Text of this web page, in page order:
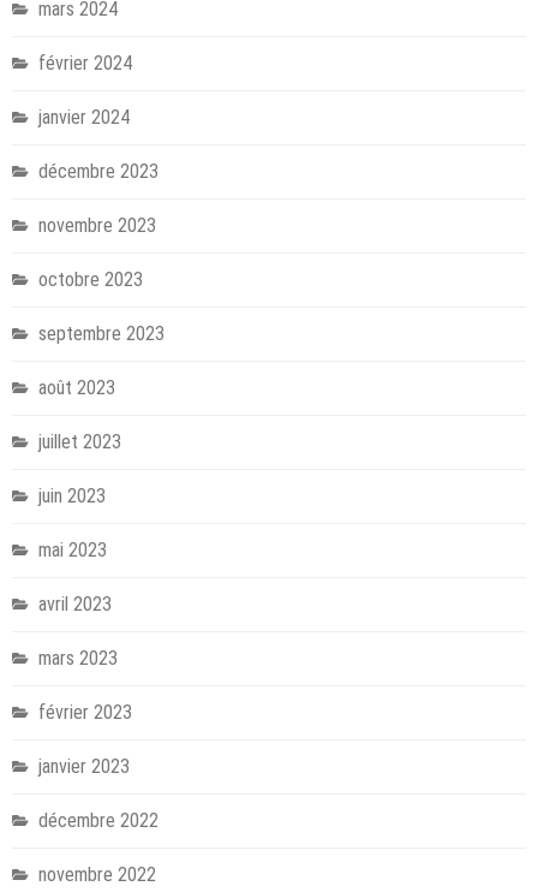
mars 2024
février 2024
janvier 2024
décembre 2023
novembre 2023
octobre 2023
septembre 2023
août 2023
juillet 2023
juin 2023
mai 2023
avril 2023
mars 2023
février 2023
janvier 2023
décembre 2022
novembre 2022